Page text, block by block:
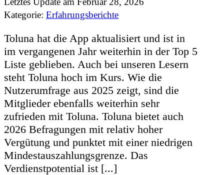
Kategorie: Erfahrungsberichte
Toluna hat die App aktualisiert und ist in
im vergangenen Jahr weiterhin in der Top 5
Liste geblieben. Auch bei unseren Lesern
steht Toluna hoch im Kurs. Wie die
Nutzerumfrage aus 2025 zeigt, sind die
Mitglieder ebenfalls weiterhin sehr
zufrieden mit Toluna. Toluna bietet auch
2026 Befragungen mit relativ hoher
Vergütung und punktet mit einer niedrigen
Mindestauszahlungsgrenze. Das
Verdienstpotential ist [...]